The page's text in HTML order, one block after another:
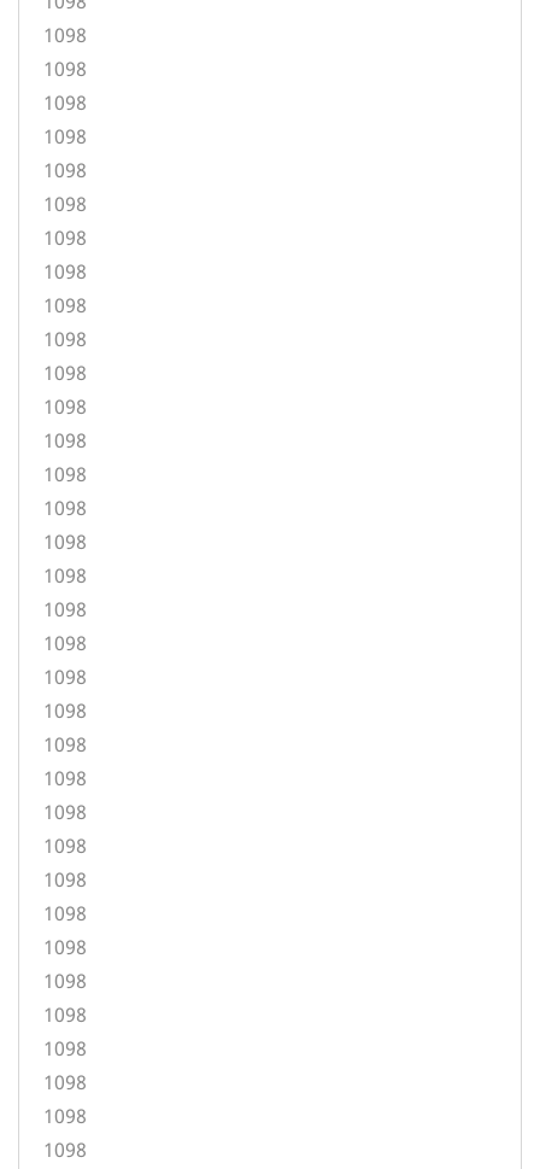
1098
1098
1098
1098
1098
1098
1098
1098
1098
1098
1098
1098
1098
1098
1098
1098
1098
1098
1098
1098
1098
1098
1098
1098
1098
1098
1098
1098
1098
1098
1098
1098
1098
1098